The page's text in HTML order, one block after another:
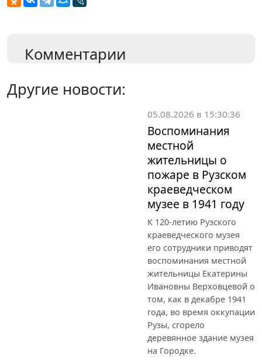
Комментарии
Другие новости:
05.08.2026 в 15:30:36
Воспоминания
местной
жительницы о
пожаре в Рузском
краеведческом
музее в 1941 году
К 120-летию Рузского
краеведческого музея
его сотрудники приводят
воспоминания местной
жительницы Екатерины
Ивановны Верховцевой о
том, как в декабре 1941
года, во время оккупации
Рузы, сгорело
деревянное здание музея
на Городке.